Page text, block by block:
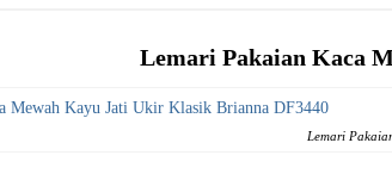
Lemari Pakaian Kaca
Lemari